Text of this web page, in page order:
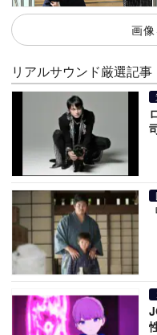
画
リアルサウンド厳選記事